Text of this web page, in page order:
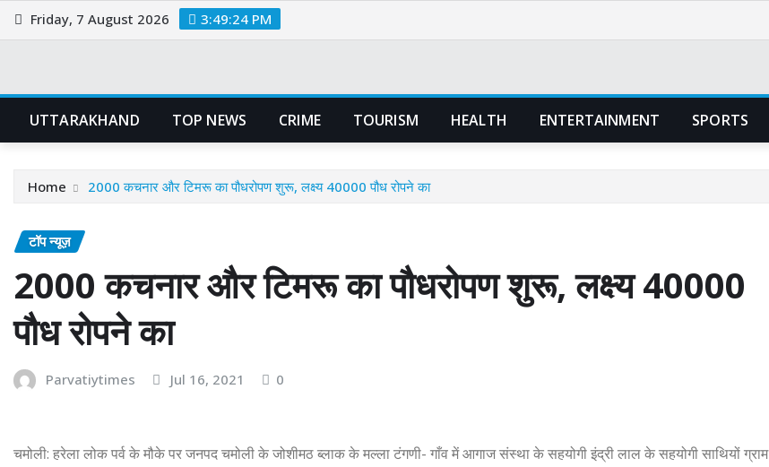
Skip
to
Friday, 7 August 2026 3:49:25 PM
UTTARAKHAND TOP NEWS CRIME TOURISM HEALTH ENTERTAINMENT SPORTS
Home 2000 कचनार और टिमरू का पौधरोपण शुरू, लक्ष्य 40000 पौध रोपने का
टॉप न्यूज़
2000 कचनार और टिमरू का पौधरोपण शुरू, लक्ष्य 40000
पौध रोपने का
Parvatiytimes Jul 16, 2021 0
चमोली: हरेला लोक पर्व के मौके पर जनपद चमोली के जोशीमठ ब्लाक के मल्ला टंगणी- गाँव में आगाज संस्था के सहयोगी इंद्री लाल के सहयोगी साथियों ग्राम